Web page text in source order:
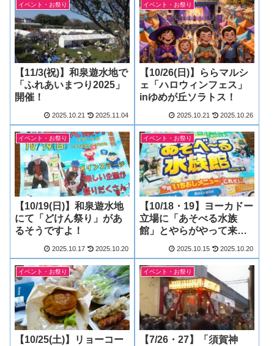
イベント・お祭り
【11/3(祝)】和泉遊水地で
「ふれあいまつり2025」
開催！
2025.10.21 2025.11.04
イベント・お祭り
【10/26(日)】ららマルシ
ェ「ハロウィンフェス」
inゆめが丘ソラトス！
2025.10.21 2025.10.26
イベント・お祭り
【10/19(日)】和泉遊水地
にて「どけん祭り」があ
るそうですよ！
2025.10.17 2025.10.20
イベント・お祭り
【10/18・19】ヨーカドー
立場に「あそべる水族
館」とやらがやって来
2025.10.15 2025.10.20
イベント・お祭り
【10/25(土)】リョーコー
イベント・お祭り
【7/26・27】「須賀神